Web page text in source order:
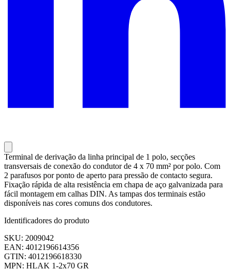
Terminal de derivação da linha principal de 1 polo, secções
transversais de conexão do condutor de 4 x 70 mm² por polo. Com
2 parafusos por ponto de aperto para pressão de contacto segura.
Fixação rápida de alta resistência em chapa de aço galvanizada para
fácil montagem em calhas DIN. As tampas dos terminais estão
disponíveis nas cores comuns dos condutores.
Identificadores do produto
SKU: 2009042
EAN: 4012196614356
GTIN: 4012196618330
MPN: HLAK 1-2x70 GR